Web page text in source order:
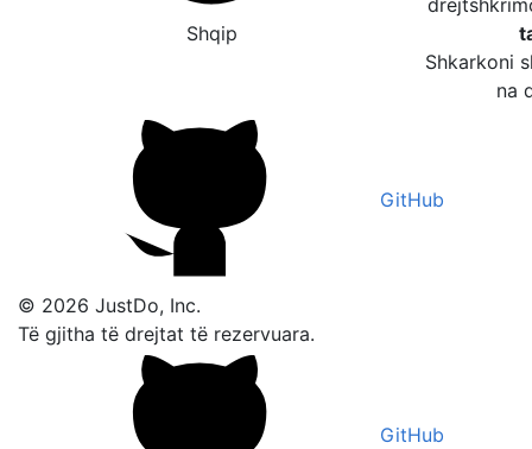
Shqip
Shkarkoni
na
GitHub
© 2026 JustDo, Inc.
Të gjitha të drejtat të rezervuara.
GitHub